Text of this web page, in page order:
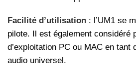
Facilité d’utilisation : l’UM1 se
pilote. Il est également considéré
d’exploitation PC ou MAC en tant
audio universel.